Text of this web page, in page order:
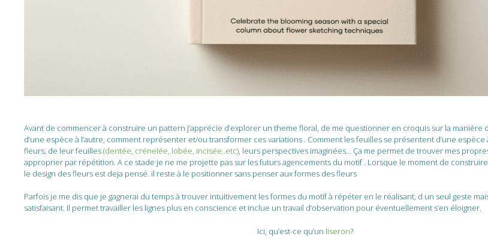
Avant de commencer à construire un pattern j’apprécie d’explorer un theme floral, de me questionner en croquis sur la manière
d’une espèce à l’autre, comment représenter et/ou transformer ces variations . Comment les feuilles se présentent d’une espèce
fleurs, de leur feuilles(dentée, crénelée, lobée, incisée..etc), leurs perspectives imaginées… Ça me permet de trouver mes
approprier par répétition. A ce stade je ne me projette pas sur les futurs agencements du motif . Lorsque le moment de
le design des fleurs est deja pensé. il reste à le positionner sans penser aux formes des fleurs
Parfois je me dis que je gagnerai du temps à trouver intuitivement les formes du motif à répéter en le réalisant, d un seul geste
satisfaisant. Il permet travailler les lignes plus en conscience et inclue un travail d’observation pour éventuellement s’en éloigner.
Ici, qu’est-ce qu’un liseron?